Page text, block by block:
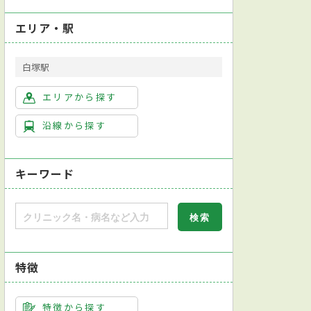
エリア・駅
白塚駅
エリアから探す
沿線から探す
キーワード
特徴
特徴から探す